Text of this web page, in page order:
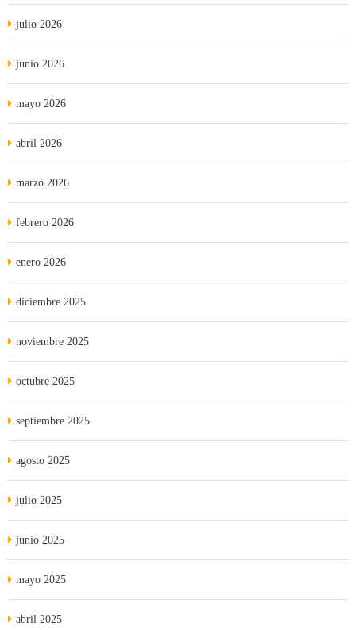
julio 2026
junio 2026
mayo 2026
abril 2026
marzo 2026
febrero 2026
enero 2026
diciembre 2025
noviembre 2025
octubre 2025
septiembre 2025
agosto 2025
julio 2025
junio 2025
mayo 2025
abril 2025